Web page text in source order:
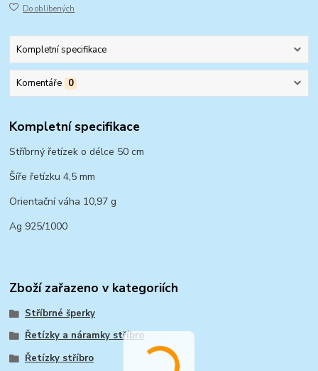
Do oblíbených
Kompletní specifikace
Komentáře 0
Kompletní specifikace
Stříbrný řetízek o délce 50 cm
Šíře řetízku 4,5 mm
Orientační váha 10,97 g
Ag 925/1000
Zboží zařazeno v kategoriích
Stříbrné šperky
Řetízky a náramky stříbro
Řetízky stříbro